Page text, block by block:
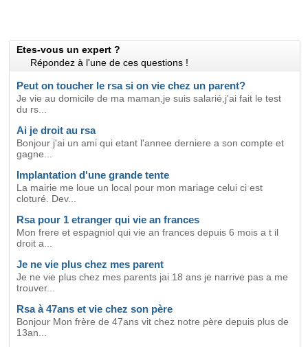
Etes-vous un expert ?
Répondez à l'une de ces questions !
Peut on toucher le rsa si on vie chez un parent?
Je vie au domicile de ma maman,je suis salarié,j'ai fait le test
du rs...
Ai je droit au rsa
Bonjour j'ai un ami qui etant l'annee derniere a son compte et
gagne...
Implantation d'une grande tente
La mairie me loue un local pour mon mariage celui ci est
cloturé. Dev...
Rsa pour 1 etranger qui vie an frances
Mon frere et espagniol qui vie an frances depuis 6 mois a t il
droit a...
Je ne vie plus chez mes parent
Je ne vie plus chez mes parents jai 18 ans je narrive pas a me
trouver...
Rsa à 47ans et vie chez son père
Bonjour Mon frère de 47ans vit chez notre père depuis plus de
13an...